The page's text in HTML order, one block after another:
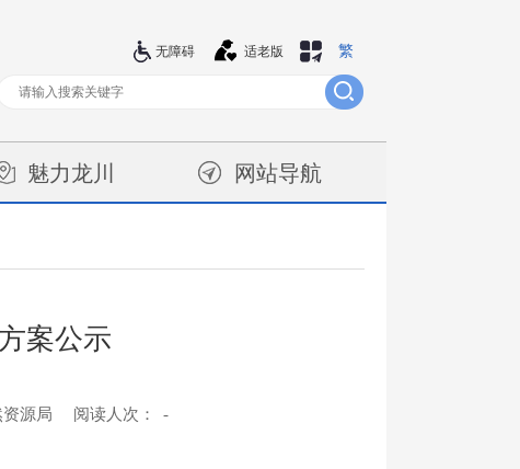
繁
适老版
无障碍
魅力龙川 网站导航
案公示
源局 阅读人次： -